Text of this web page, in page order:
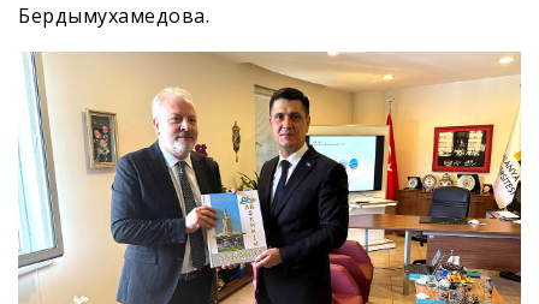
Бердымухамедова.